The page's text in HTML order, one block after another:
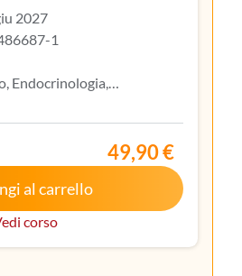
2027
1
Endocrinologia,
pediatrico,
ad esaurimento,
diabetologia, Medicina
Pediatria (Pediatri di
sanitario di radiologia medica
49,90 €
al carrello
corso